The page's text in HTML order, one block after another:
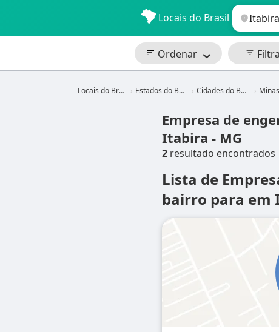
Locais do Brasil
Ordenar
Locais do Brasil Estados do Brasil Cidades do Brasil Minas
Empresa de
Itabira - MG
2 resultado encontrados
Lista de
bairro para em